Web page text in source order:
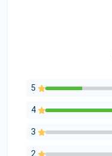
5
4
3
2